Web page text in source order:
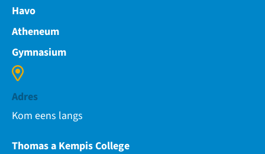
Havo
Atheneum
Gymnasium
Adres
Kom eens langs
Thomas a Kempis College